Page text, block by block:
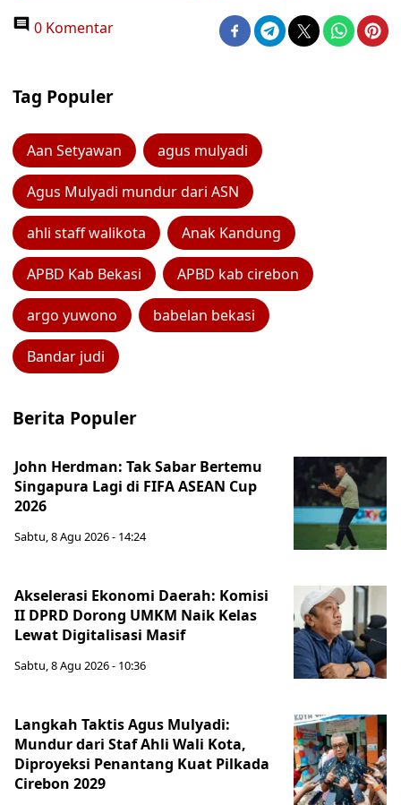
0 Komentar
Tag Populer
Aan Setyawan agus mulyadi
Agus Mulyadi mundur dari ASN
ahli staff walikota Anak Kandung
APBD Kab Bekasi APBD kab cirebon
argo yuwono babelan bekasi
Bandar judi
Berita Populer
John Herdman: Tak Sabar Bertemu
Singapura Lagi di FIFA ASEAN Cup
2026
Sabtu, 8 Agu 2026 - 14:24
Akselerasi Ekonomi Daerah: Komisi
II DPRD Dorong UMKM Naik Kelas
Lewat Digitalisasi Masif
Sabtu, 8 Agu 2026 - 10:36
Langkah Taktis Agus Mulyadi:
Mundur dari Staf Ahli Wali Kota,
Diproyeksi Penantang Kuat Pilkada
Cirebon 2029